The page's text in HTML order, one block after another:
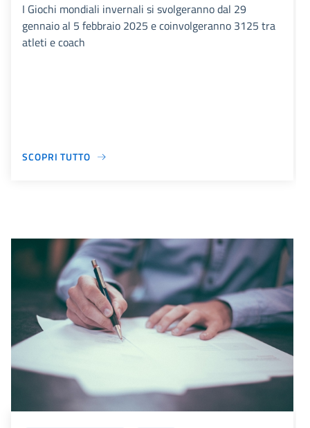
I Giochi mondiali invernali si svolgeranno dal 29
gennaio al 5 febbraio 2025 e coinvolgeranno 3125 tra
atleti e coach
SCOPRI TUTTO